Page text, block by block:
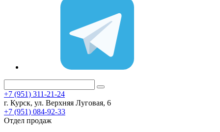
+7 (951) 311-21-24
г. Курск, ул. Верхняя Луговая, 6
+7 (951) 084-92-33
Отдел продаж